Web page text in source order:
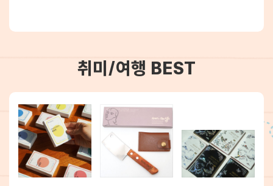
취미/여행 BEST